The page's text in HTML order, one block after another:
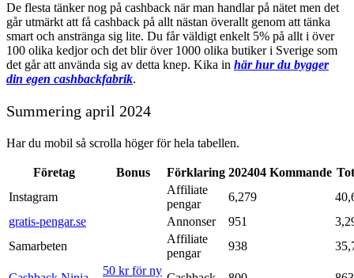
De flesta tänker nog på cashback när man handlar på nätet men det
går utmärkt att få cashback på allt nästan överallt genom att tänka
smart och anstränga sig lite. Du får väldigt enkelt 5% på allt i över
100 olika kedjor och det blir över 1000 olika butiker i Sverige som
det går att använda sig av detta knep. Kika in här hur du bygger
din egen cashbackfabrik.
Summering april 2024
Har du mobil så scrolla höger för hela tabellen.
Företag Bonus Förklaring 202404 Kommande
Instagram
Affiliate
pengar
6,279
gratis-pengar.se
Annonser 951
Samarbeten
Affiliate
pengar
938
50 kr för ny